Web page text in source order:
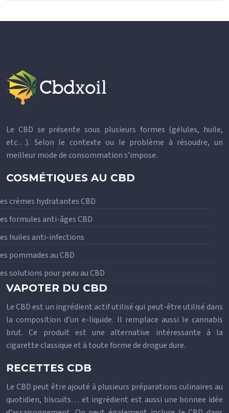
Le CBD se présente sous plusieurs formes (gélules, huile,
etc…). Selon le contexte ou le problème à résoudre, un
meilleur mode de consommation s’impose.
COSMÉTIQUES AU CBD
crèmes hydratantes CBD
formules anti-âges CBD
huiles anti-infections
pommades au CBD
solutions pour peau au CBD
VAPOTER DU CBD
Le CBD est un ingrédient actif utilisé qui peut-être utilisé dans
la composition d’un e-liquide. Il remplace aussi le cannabis
brut. Ce produit est une alternative intéressante à la
cigarette classique et à toute forme de drogue dure.
RECETTES CDB
Le CBD peut être ajouté à plusieurs préparations culinaires au
quotidien, biscuits… et ingrédient est aussi une bonnee idée